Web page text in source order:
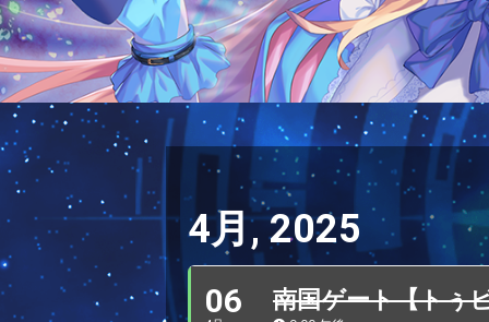
4月, 2025
06 南国ゲート【トぅ